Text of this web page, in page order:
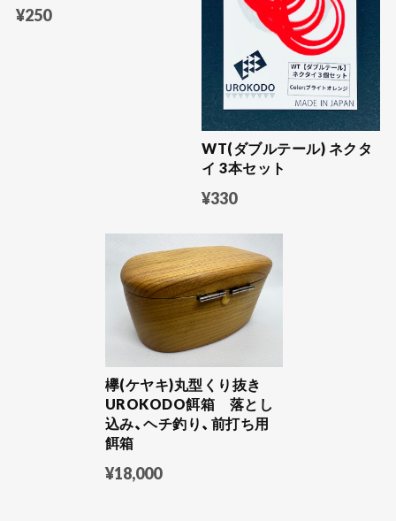
¥250
WT(ダブルテール) ネクタ
イ 3本セット
¥330
欅(ケヤキ)丸型くり抜き
UROKODO餌箱 落とし
込み、ヘチ釣り、前打ち用
餌箱
¥18,000